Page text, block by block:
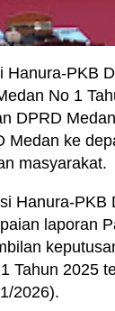
PKB
No 1
DPRD
Medan ke
masyarakat.
Hanura-PKB
laporan
Tahun 2025
2026).